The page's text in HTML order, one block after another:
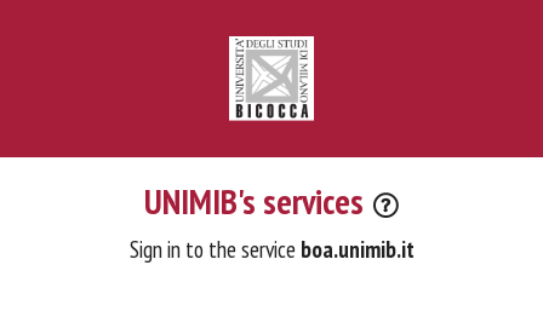
UNIMIB's services
Sign in to the service boa.unimib.it